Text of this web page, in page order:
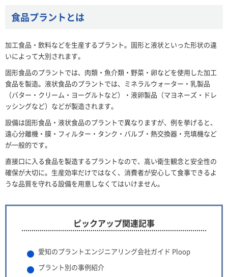
食品プラントとは
加工食品・飲料などを生産するプラント。固形と液状といった形状の違
いによって大別されます。
固形食品のプラントでは、肉類・魚介類・野菜・卵などを使用した加工
食品を製造。液状食品のプラントでは、ミネラルウォーター・乳製品
（バター・クリーム・ヨーグルトなど）・液卵製品（マヨネーズ・ドレ
ッシングなど）などが製造されます。
設備は固形食品・液状食品のプラントで異なりますが、例を挙げると、
遠心分離機・膜・フィルター・タンク・バルブ・熱交換器・充填機など
が一般的です。
直接口に入る食品を製造するプラントなので、高い衛生観念と安全性の
確保が大切に。生産効率だけではなく、消費者が安心して食事できるよ
うな品質を守れる設備を用意しなくてはいけません。
ピックアップ関連記事
愛知のプラントエンジニアリング会社ガイド Ploop
プラント別の事例紹介